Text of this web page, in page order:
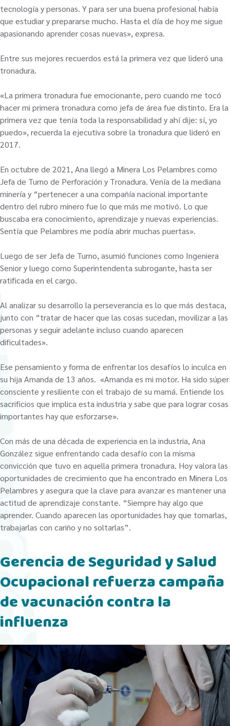
tecnología y personas. Y para ser una buena profesional había
que estudiar y prepararse mucho. Hasta el día de hoy me sigue
apasionando aprender cosas nuevas», expresa.
Entre sus mejores recuerdos está la primera vez que lideró una
tronadura.
«La primera tronadura fue emocionante, pero cuando me tocó
hacer mi primera tronadura como jefa de área fue distinto. Era la
primera vez que tenía toda la responsabilidad y ahí dije: sí, yo
puedo», recuerda la ejecutiva sobre la tronadura que lideró en
2017.
En octubre de 2021, Ana llegó a Minera Los Pelambres como
Jefa de Turno de Perforación y Tronadura. Venía de la mediana
minería y “pertenecer a una compañía nacional importante
dentro del rubro minero fue lo que más me motivó. Lo que
buscaba era conocimiento, aprendizaje y nuevas experiencias.
Sentía que Pelambres me podía abrir muchas puertas».
Luego de ser Jefa de Turno, asumió funciones como Ingeniera
Senior y luego como Superintendenta subrogante, hasta ser
ratificada en el cargo.
Al analizar su desarrollo la perseverancia es lo que más destaca,
junto con “tratar de hacer que las cosas sucedan, movilizar a las
personas y seguir adelante incluso cuando aparecen
dificultades».
Ese pensamiento y forma de enfrentar los desafíos lo inculca en
su hija Amanda de 13 años. «Amanda es mi motor. Ha sido súper
consciente y resiliente con el trabajo de su mamá. Entiende los
sacrificios que implica esta industria y sabe que para lograr cosas
importantes hay que esforzarse».
Con más de una década de experiencia en la industria, Ana
González sigue enfrentando cada desafío con la misma
convicción que tuvo en aquella primera tronadura. Hoy valora las
oportunidades de crecimiento que ha encontrado en Minera Los
Pelambres y asegura que la clave para avanzar es mantener una
actitud de aprendizaje constante. “Siempre hay algo que
aprender. Cuando aparecen las oportunidades hay que tomarlas,
trabajarlas con cariño y no soltarlas”.
Gerencia de Seguridad y Salud
Ocupacional refuerza campaña
de vacunación contra la
influenza